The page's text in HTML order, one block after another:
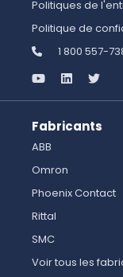
Politiques de
Politique de
1 800 557-
Fabricants
ABB
Omron
Phoenix Contact
Rittal
SMC
Voir tous les